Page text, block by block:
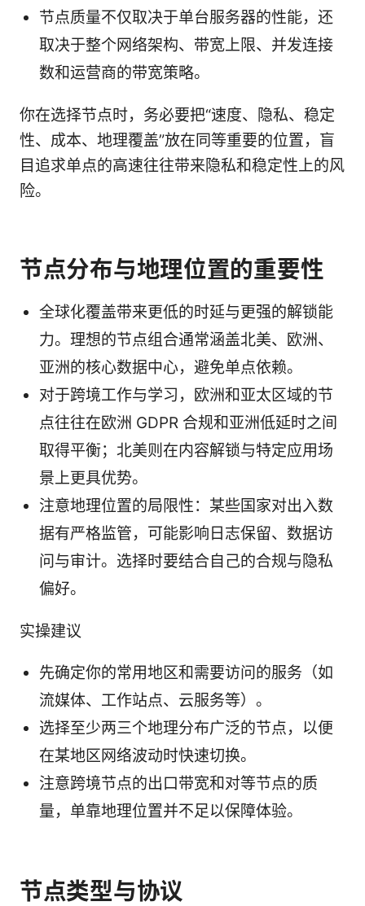
节点质量不仅取决于单台服务器的性能，还
取决于整个网络架构、带宽上限、并发连接
数和运营商的带宽策略。
你在选择节点时，务必要把“速度、隐私、稳定
性、成本、地理覆盖”放在同等重要的位置，盲
目追求单点的高速往往带来隐私和稳定性上的风
险。
节点分布与地理位置的重要性
全球化覆盖带来更低的时延与更强的解锁能
力。理想的节点组合通常涵盖北美、欧洲、
亚洲的核心数据中心，避免单点依赖。
对于跨境工作与学习，欧洲和亚太区域的节
点往往在欧洲 GDPR 合规和亚洲低延时之间
取得平衡；北美则在内容解锁与特定应用场
景上更具优势。
注意地理位置的局限性：某些国家对出入数
据有严格监管，可能影响日志保留、数据访
问与审计。选择时要结合自己的合规与隐私
偏好。
实操建议
先确定你的常用地区和需要访问的服务（如
流媒体、工作站点、云服务等）。
选择至少两三个地理分布广泛的节点，以便
在某地区网络波动时快速切换。
注意跨境节点的出口带宽和对等节点的质
量，单靠地理位置并不足以保障体验。
节点类型与协议